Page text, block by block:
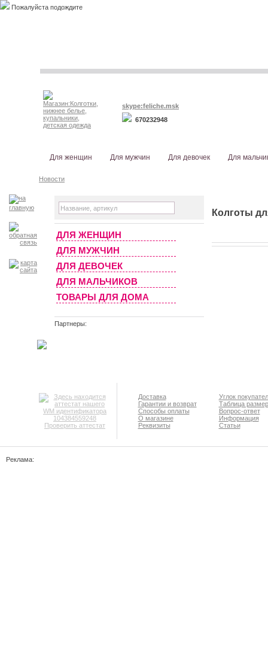
Пожалуйста подождите
skype:feliche.msk
670232948
Для женщин Для мужчин Для девочек Для
Новости
ДЛЯ ЖЕНЩИН
ДЛЯ МУЖЧИН
ДЛЯ ДЕВОЧЕК
ДЛЯ МАЛЬЧИКОВ
ТОВАРЫ ДЛЯ ДОМА
Партнеры:
Колготы
Проверить аттестат
Доставка
Гарантии и возврат
Способы оплаты
О магазине
Реквизиты
Углок
Таблица
Вопрос-ответ
Информация
Статьи
Реклама: